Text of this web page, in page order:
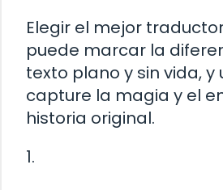
Elegir el mejor
puede marcar la
texto plano y sin vida, y
capture la magia y el
historia original.
1.